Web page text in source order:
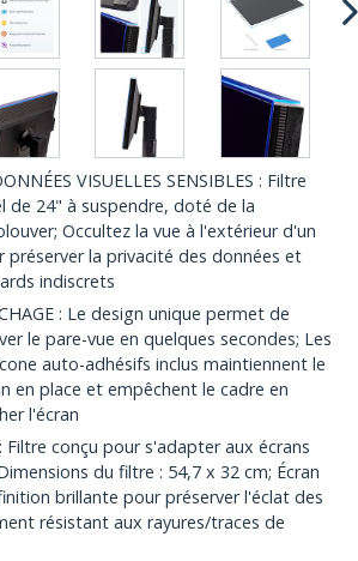
VISUELLES SENSIBLES : Filtre
de 24" à suspendre, doté de la
Occultez la vue à l'extérieur d'un
préserver la privacité des données et
indiscrets
: Le design unique permet de
le pare-vue en quelques secondes; Les
auto-adhésifs inclus maintiennent le
en place et empêchent le cadre en
l'écran
Filtre conçu pour s'adapter aux écrans
du filtre : 54,7 x 32 cm; Écran
brillante pour préserver l'éclat des
résistant aux rayures/traces de